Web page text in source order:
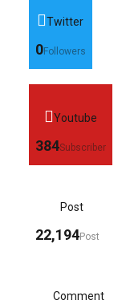
Twitter
0Followers
Youtube
384Subscriber
Post
22,194Post
Comment